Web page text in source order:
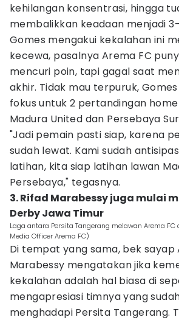
kehilangan konsentrasi, hingga
membalikkan keadaan menjadi
Gomes mengakui kekalahan ini
kecewa, pasalnya Arema FC
mencuri poin, tapi gagal saat
akhir. Tidak mau terpuruk,
fokus untuk 2 pertandingan
Madura United dan Persebaya
"Jadi pemain pasti siap, karena
sudah lewat. Kami sudah
latihan, kita siap latihan lawan
Persebaya," tegasnya.
3. Rifad Marabessy juga mulai
Derby Jawa Timur
Laga antara Persita Tangerang melawan Arema FC
Media Officer Arema FC)
Di tempat yang sama, bek sayap
Marabessy mengatakan jika
kekalahan adalah hal biasa di
mengapresiasi timnya yang
menghadapi Persita Tangerang.